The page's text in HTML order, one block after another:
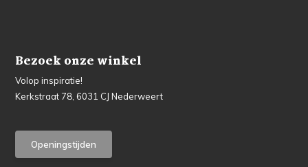
Bezoek onze winkel
Volop inspiratie!
Kerkstraat 78, 6031 CJ Nederweert
Openingstijden